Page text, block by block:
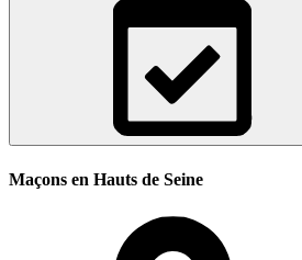
Maçons en Hauts de Seine